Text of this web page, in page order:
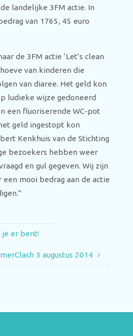
landelijke 3FM actie. In
van 1765, 45 euro
de 3FM actie ‘Let’s clean
van kinderen die
van diaree. Het geld kon
ludieke wijze gedoneerd
een fluoriserende WC-pot
geld ingestopt kon
Kenkhuis van de Stichting
bezoekers hebben weer
en gul gegeven. Wij zijn
mooi bedrag aan de actie
je er bent!
3 augustus 2014